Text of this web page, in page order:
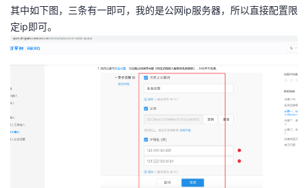
其中如下图，三条有一即可，我的是公网ip服务器，所以直接配置限
定ip即可。